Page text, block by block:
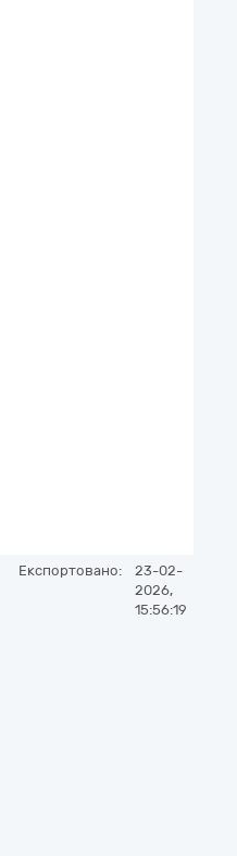
Експортовано:
23-02-
2026,
15:56:19